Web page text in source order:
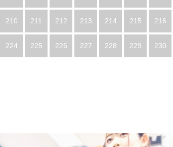
210 211 212 213 214 215 216
224 225 226 227 228 229 230